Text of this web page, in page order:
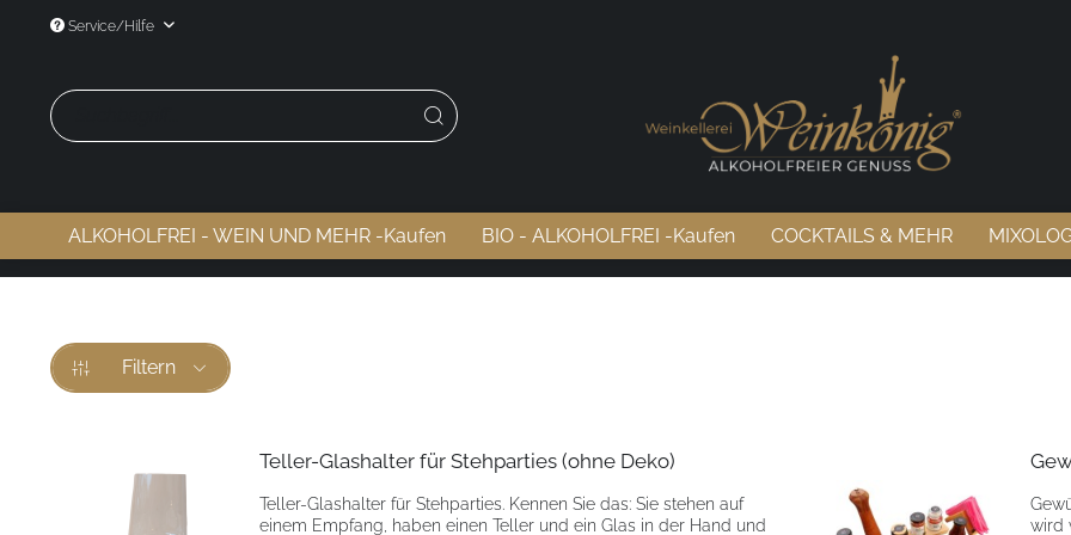
Service/Hilfe
ALKOHOLFREI - WEIN UND MEHR -Kaufen BIO - ALKOHOLFREI -Kaufen COCKTAILS & MEHR
Filtern
Teller-Glashalter für Stehparties (ohne Deko)
Teller-Glashalter für Stehparties. Kennen Sie das: Sie stehen auf
einem Empfang, haben einen Teller und ein Glas in der Hand und
wird